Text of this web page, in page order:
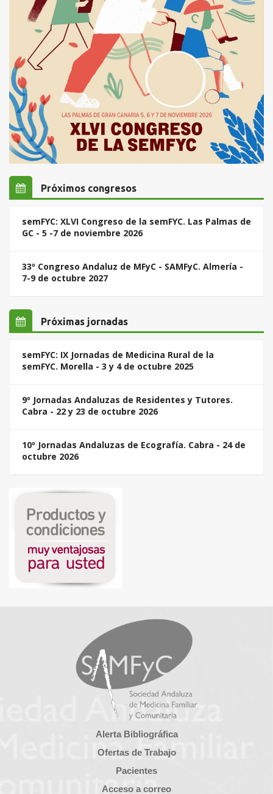
Próximos congresos
semFYC: XLVI Congreso de la semFYC. Las Palmas de
GC - 5 -7 de noviembre 2026
33º Congreso Andaluz de MFyC - SAMFyC. Almería -
7-9 de octubre 2027
Próximas jornadas
semFYC: IX Jornadas de Medicina Rural de la
semFYC. Morella - 3 y 4 de octubre 2025
9º Jornadas Andaluzas de Residentes y Tutores.
Cabra - 22 y 23 de octubre 2026
10º Jornadas Andaluzas de Ecografía. Cabra - 24 de
octubre 2026
Alerta Bibliográfica
Ofertas de Trabajo
Pacientes
Acceso a correo